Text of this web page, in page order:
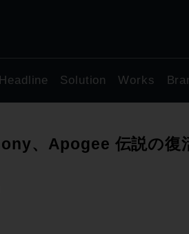
Headline Solution Works
、Apogee 伝説の復